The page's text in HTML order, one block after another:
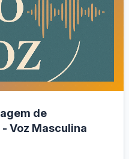
de
Voz Masculina